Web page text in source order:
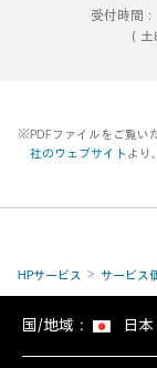
受付時間
（
※PDFファイルをご覧い
社のウェブサイト より
HPサービス サービス
国/地域： 日本